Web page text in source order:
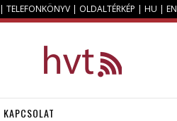
| TELEFONKÖNYV | OLDALTÉRKÉP | HU | EN
KAPCSOLAT